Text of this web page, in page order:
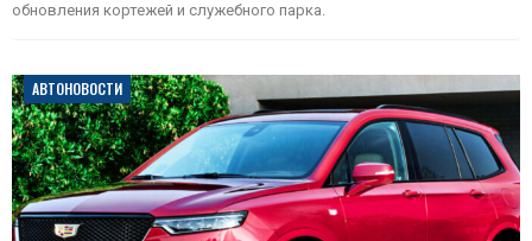
обновления кортежей и служебного парка.
АВТОНОВОСТИ